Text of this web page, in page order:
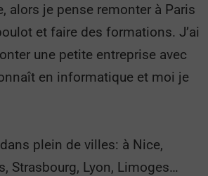
alors je pense remonter à Paris
et faire des formations. J’ai
une petite entreprise avec
en informatique et moi je
plein de villes: à Nice,
Strasbourg, Lyon, Limoges…